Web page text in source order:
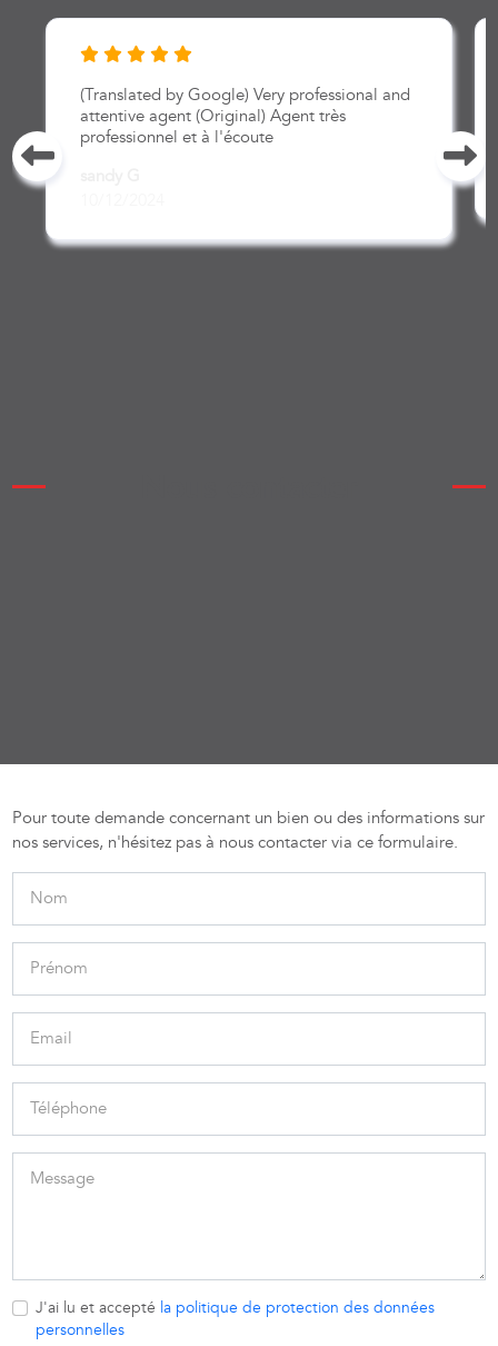
(Translated by Google) Very professional and
attentive agent (Original) Agent très
professionnel et à l'écoute
Pour toute demande concernant un bien ou des informations sur
nos services, n'hésitez pas à nous contacter via ce formulaire.
J'ai lu et accepté la politique de protection des données
personnelles